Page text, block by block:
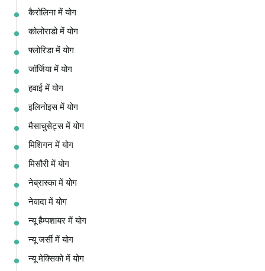
कैरोलिना में योग
कोलोराडो में योग
फ्लोरिडा में योग
जॉर्जिया में योग
हवाई में योग
इलिनोइस में योग
मैसाचुसेट्स में योग
मिशिगन में योग
मिसौरी में योग
नेब्रास्का में योग
नेवादा में योग
न्यू हैम्पशायर में योग
न्यू जर्सी में योग
न्यू मेक्सिको में योग